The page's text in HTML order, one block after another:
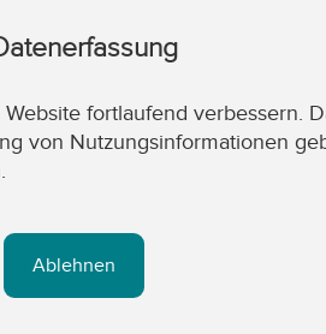
fortlaufend verbessern.
von Nutzungsinformationen
Ablehnen